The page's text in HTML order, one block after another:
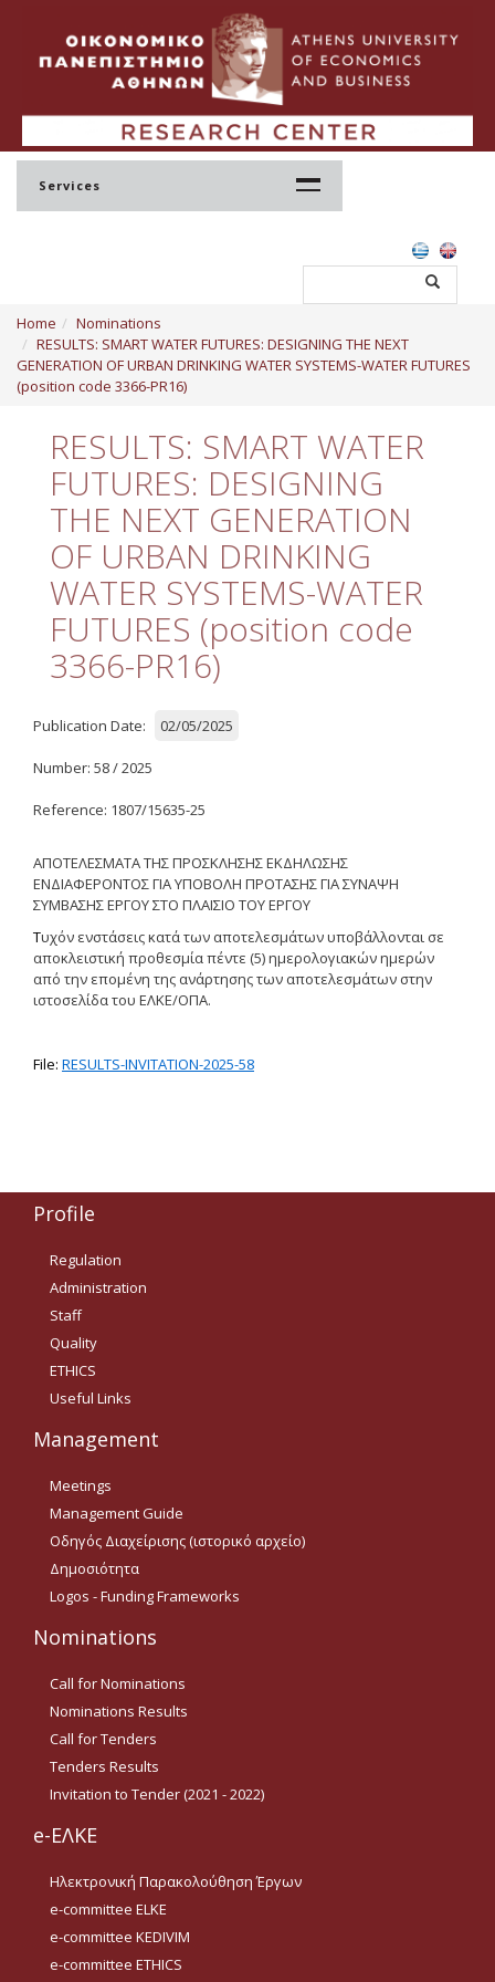
Services
Profile
Regulation
Staff
Quality
ETHICS
Useful Links
Management
(ιστορικό αρχείο)
Logos - Funding
Frameworks
Δημοσιότητα Έργων
Ε.Σ.Π.Α. (2007-2013)
Δημοσιότητα ΕΛ.ΙΔ.Ε.Κ.
Οδηγίες για προμήθεια
ειδών/παροχή υπηρεσιών
με βάση τον Ν.4957/2022
Οδηγίες με βάση τον
Ν.4957/2022
Guidelines Archive
Documents
News
Nominations
Call for Nominations
Call for Tenders
Home
Nominations
RESULTS: SMART WATER FUTURES: DESIGNING THE NEXT
GENERATION OF URBAN DRINKING WATER SYSTEMS-WATER FUTURES
(position code 3366-PR16)
RESULTS: SMART WATER
FUTURES: DESIGNING
THE NEXT GENERATION
OF URBAN DRINKING
WATER SYSTEMS-WATER
FUTURES (position code
3366-PR16)
Publication Date: 02/05/2025
Number: 58 / 2025
Reference: 1807/15635-25
ΑΠΟΤΕΛΕΣΜΑΤΑ ΤΗΣ ΠΡΟΣΚΛΗΣΗΣ ΕΚΔΗΛΩΣΗΣ
ΕΝΔΙΑΦΕΡΟΝΤΟΣ ΓΙΑ ΥΠΟΒΟΛΗ ΠΡΟΤΑΣΗΣ ΓΙΑ ΣΥΝΑΨΗ
ΣΥΜΒΑΣΗΣ ΕΡΓΟΥΣΤΟ ΠΛΑΙΣΙΟ ΤΟΥΕΡΓΟΥ
Τυχόν ενστάσεις κατά των αποτελεσμάτων υποβάλλονται σε
αποκλειστική προθεσμία πέντε (5) ημερολογιακών ημερών
από την επομένη της ανάρτησης των αποτελεσμάτων στην
ιστοσελίδα του ΕΛΚΕ/ΟΠΑ.
File: RESULTS-INVITATION-2025-58
Profile
Regulation
Administration
Staff
Quality
ETHICS
Useful Links
Management
Meetings
Management Guide
Οδηγός Διαχείρισης (ιστορικό αρχείο)
Δημοσιότητα
Logos - Funding Frameworks
Nominations
Call for Nominations
Nominations Results
Call for Tenders
Tenders Results
Invitation to Tender (2021 - 2022)
e-ΕΛΚΕ
Ηλεκτρονική Παρακολούθηση Έργων
e-committee ELKE
e-committee KEDIVIM
e-committee ETHICS